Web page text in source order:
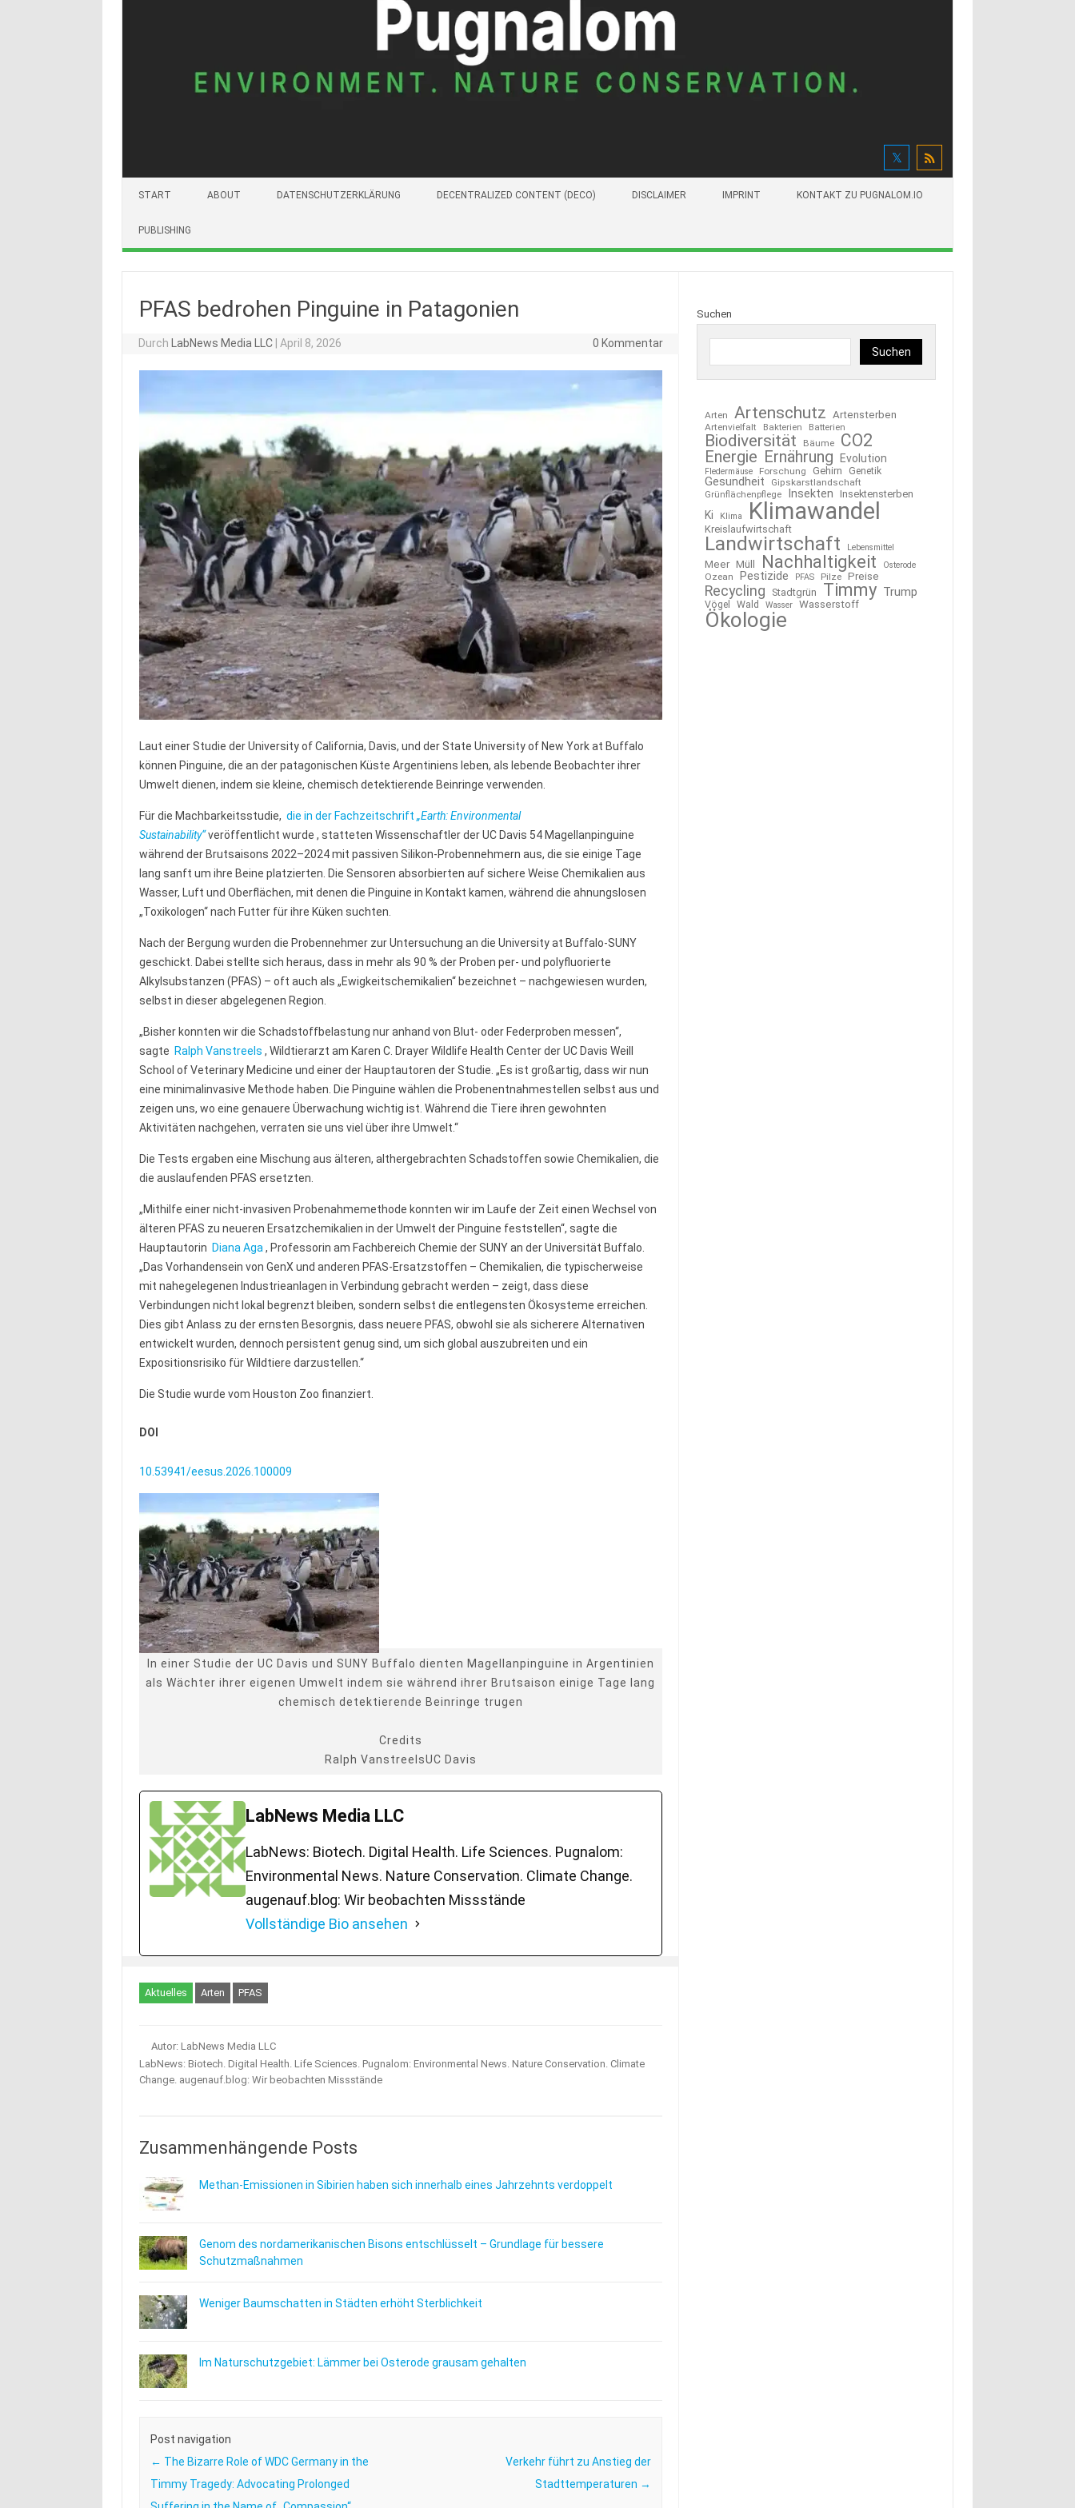
START ABOUT DATENSCHUTZERKLÄRUNG DECENTRALIZED CONTENT (DECO) DISCLAIMER IMPRINT KONTAKT ZU PUGNALOM.IO
PUBLISHING
PFAS bedrohen Pinguine in Patagonien
Durch LabNews Media LLC April 8, 2026 0 Kommentar
Laut einer Studie der University of California, Davis, und der State University of New York at Buffalo
können Pinguine, die an der patagonischen Küste Argentiniens leben, als lebende Beobachter ihrer
Umwelt dienen, indem sie kleine, chemisch detektierende Beinringe verwenden.
Für die Machbarkeitsstudie, die in der Fachzeitschrift „Earth: Environmental
Sustainability“veröffentlicht wurde , statteten Wissenschaftler der UC Davis 54 Magellanpinguine
während der Brutsaisons 2022–2024 mit passiven Silikon-Probennehmern aus, die sie einige Tage
lang sanft um ihre Beine platzierten. Die Sensoren absorbierten auf sichere Weise Chemikalien aus
Wasser, Luft und Oberflächen, mit denen die Pinguine in Kontakt kamen, während die ahnungslosen
„Toxikologen“ nach Futter für ihre Küken suchten.
Nach der Bergung wurden die Probennehmer zur Untersuchung an die University at Buffalo-SUNY
geschickt. Dabei stellte sich heraus, dass in mehr als 90 % der Proben per- und polyfluorierte
Alkylsubstanzen (PFAS) – oft auch als „Ewigkeitschemikalien“ bezeichnet – nachgewiesen wurden,
selbst in dieser abgelegenen Region.
„Bisher konnten wir die Schadstoffbelastung nur anhand von Blut- oder Federproben messen“,
sagte Ralph Vanstreels , Wildtierarzt am Karen C. Drayer Wildlife Health Center der UC Davis Weill
School of Veterinary Medicine und einer der Hauptautoren der Studie. „Es ist großartig, dass wir nun
eine minimalinvasive Methode haben. Die Pinguine wählen die Probenentnahmestellen selbst aus und
zeigen uns, wo eine genauere Überwachung wichtig ist. Während die Tiere ihren gewohnten
Aktivitäten nachgehen, verraten sie uns viel über ihre Umwelt.“
Die Tests ergaben eine Mischung aus älteren, althergebrachten Schadstoffen sowie Chemikalien, die
die auslaufenden PFAS ersetzten.
„Mithilfe einer nicht-invasiven Probenahmemethode konnten wir im Laufe der Zeit einen Wechsel von
älteren PFAS zu neueren Ersatzchemikalien in der Umwelt der Pinguine feststellen“, sagte die
Hauptautorin Diana Aga , Professorin am Fachbereich Chemie der SUNY an der Universität Buffalo.
„Das Vorhandensein von GenX und anderen PFAS-Ersatzstoffen – Chemikalien, die typischerweise
mit nahegelegenen Industrieanlagen in Verbindung gebracht werden – zeigt, dass diese
Verbindungen nicht lokal begrenzt bleiben, sondern selbst die entlegensten Ökosysteme erreichen.
Dies gibt Anlass zu der ernsten Besorgnis, dass neuere PFAS, obwohl sie als sicherere Alternativen
entwickelt wurden, dennoch persistent genug sind, um sich global auszubreiten und ein
Expositionsrisiko für Wildtiere darzustellen.“
Die Studie wurde vom Houston Zoo finanziert.
DOI
10.53941/eesus.2026.100009
In einer Studie der UC Davis und SUNY Buffalo dienten Magellanpinguine in Argentinien
als Wächter ihrer eigenen Umwelt indem sie während ihrer Brutsaison einige Tage lang
chemisch detektierende Beinringe trugen
Credits
Ralph VanstreelsUC Davis
LabNews Media LLC
LabNews: Biotech. Digital Health. Life Sciences. Pugnalom:
Environmental News. Nature Conservation. Climate Change.
augenauf.blog: Wir beobachten Missstände
Vollständige Bio ansehen
Aktuelles Arten PFAS
Autor: LabNews Media LLC
LabNews: Biotech. Digital Health. Life Sciences. Pugnalom: Environmental News. Nature Conservation. Climate
Change. augenauf.blog: Wir beobachten Missstände
Zusammenhängende Posts
Methan-Emissionen in Sibirien haben sich innerhalb eines Jahrzehnts verdoppelt
Genom des nordamerikanischen Bisons entschlüsselt – Grundlage für bessere
Schutzmaßnahmen
Weniger Baumschatten in Städten erhöht Sterblichkeit
Im Naturschutzgebiet: Lämmer bei Osterode grausam gehalten
Post navigation
← The Bizarre Role of WDC Germany in the
Timmy Tragedy: Advocating Prolonged
Verkehr führt zu Anstieg der
Stadttemperaturen →
Suchen
Suchen
Arten Artenschutz Artensterben
Artenvielfalt Bakterien Batterien
Biodiversität Bäume CO2
Energie Ernährung Evolution
Fledermäuse Forschung Gehirn Genetik
Gesundheit Gipskarstlandschaft
Grünflächenpflege Insekten Insektensterben
Ki Klima Klimawandel
Kreislaufwirtschaft
Landwirtschaft Lebensmittel
Meer Müll Nachhaltigkeit Osterode
Ozean Pestizide PFAS Pilze Preise
Recycling Stadtgrün Timmy Trump
Vögel Wald Wasser Wasserstoff
Ökologie